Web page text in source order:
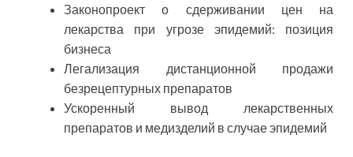
Законопроект о сдерживании цен на
лекарства при угрозе эпидемий: позиция
бизнеса
Легализация дистанционной продажи
безрецептурных препаратов
Ускоренный вывод лекарственных
препаратов и медизделий в случае эпидемий